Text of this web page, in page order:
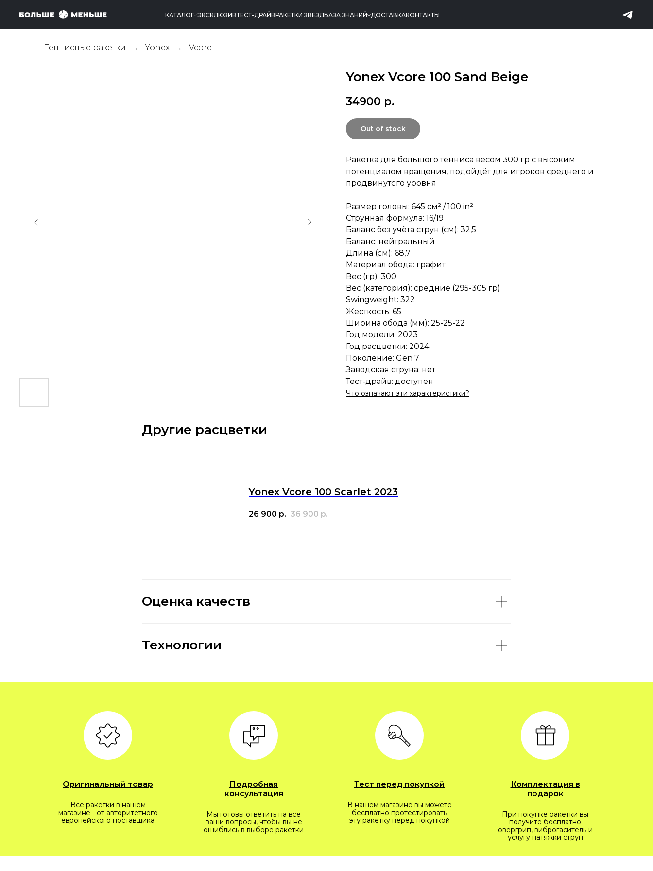
КАТАЛОГ ЭКСКЛЮЗИВТЕСТ-ДРАЙВРАКЕТКИ ЗВЕЗДБАЗА ЗНАНИЙ ДОСТАВКАКОНТАКТЫ
Теннисные ракетки → Yonex → Vcore
Yonex Vcore 100 Sand Beige
34900 р.
Out of stock
Ракетка для большого тенниса весом 300 гр с высоким
потенциалом вращения, подойдёт для игроков среднего и
продвинутого уровня
Размер головы: 645 см² / 100 in²
Струнная формула: 16/19
Баланс без учёта струн (см): 32,5
Баланс: нейтральный
Длина (см): 68,7
Материал обода: графит
Вес (гр): 300
Вес (категория): средние (295-305 гр)
Swingweight: 322
Жесткость: 65
Ширина обода (мм): 25-25-22
Год модели: 2023
Год расцветки: 2024
Поколение: Gen 7
Заводская струна: нет
Тест-драйв: доступен
Что означают эти характеристики?
Другие расцветки
Yonex Vcore 100 Scarlet 2023
26 900 р. 36 900 р.
Оценка качеств
Технологии
Оригинальный товар
Все ракетки в нашем
магазине - от авторитетного
европейского поставщика
Подробная
консультация
Мы готовы ответить на все
ваши вопросы, чтобы вы не
ошиблись в выборе ракетки
Тест перед покупкой
В нашем магазине вы можете
бесплатно протестировать
эту ракетку перед покупкой
Комплектация в
подарок
При покупке ракетки вы
получите бесплатно
овергрип, виброгаситель и
услугу натяжки струн